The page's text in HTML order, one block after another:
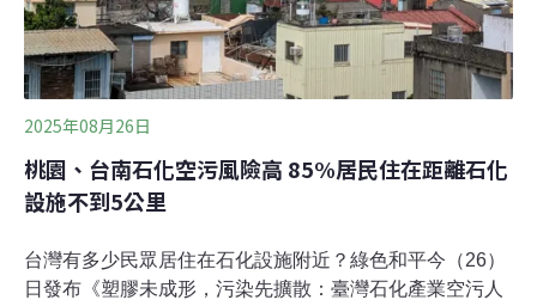
直接減少進入廢棄物系統的一次性
2025年08月26日
桃園、台南石化空污風險高 85%居民住在距離石化
設施不到5公里
台灣有多少民眾居住在石化設施附近？綠色和平今（26）
日發布《塑膠未成形，污染先擴散：臺灣石化產業空污人